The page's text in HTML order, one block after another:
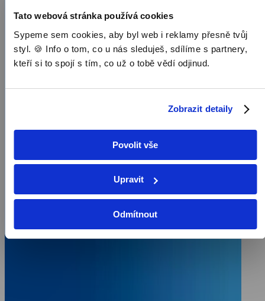
Tato webová stránka používá cookies
Sypeme sem cookies, aby byl web i reklamy přesně tvůj
styl. 🍪 Info o tom, co u nás sleduješ, sdílíme s partnery,
kteří si to spojí s tím, co už o tobě vědí odjinud.
Zobrazit detaily
Povolit vše
Upravit
Odmítnout